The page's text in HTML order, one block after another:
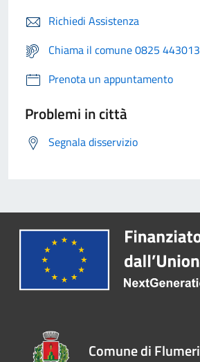
Richiedi Assistenza
Chiama il comune 0825 443013
Prenota un appuntamento
Problemi in città
Segnala disservizio
Comune di Flumeri